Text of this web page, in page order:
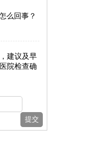
么回事？
建议及早
院检查确
提交